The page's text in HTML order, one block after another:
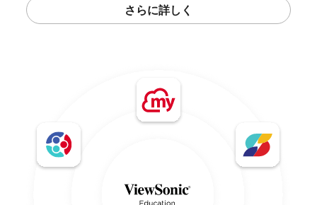
さらに詳しく